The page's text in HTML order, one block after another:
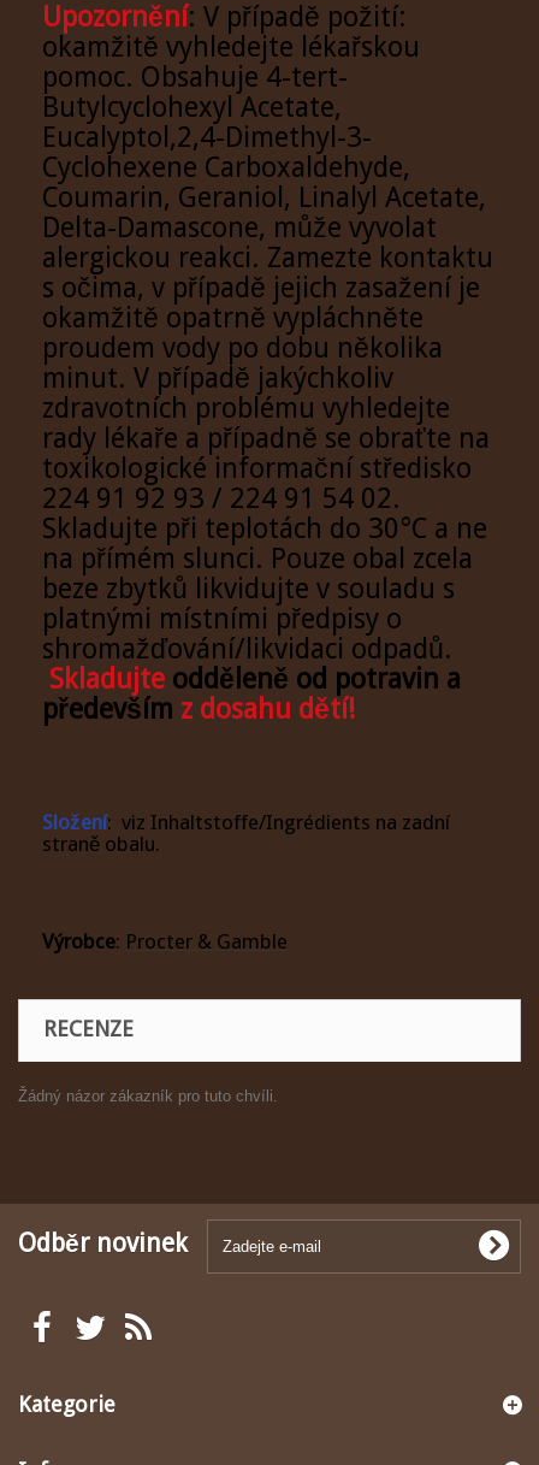
Upozornění: V případě požití:
okamžitě vyhledejte lékařskou
pomoc. Obsahuje 4-tert-
Butylcyclohexyl Acetate,
Eucalyptol,2,4-Dimethyl-3-
Cyclohexene Carboxaldehyde,
Coumarin, Geraniol, Linalyl Acetate,
Delta-Damascone, může vyvolat
alergickou reakci. Zamezte kontaktu
s očima, v případě jejich zasažení je
okamžitě opatrně vypláchněte
proudem vody po dobu několika
minut. V případě jakýchkoliv
zdravotních problému vyhledejte
rady lékaře a případně se obraťte na
toxikologické informační středisko
224 91 92 93 / 224 91 54 02.
Skladujte při teplotách do 30°C a ne
na přímém slunci. Pouze obal zcela
beze zbytků likvidujte v souladu s
platnými místními předpisy o
shromažďování/likvidaci odpadů.
Skladujte odděleně od potravin a
především z dosahu dětí!
Složení: viz Inhaltstoffe/Ingrédients na zadní
straně obalu.
Výrobce: Procter & Gamble
RECENZE
Žádný názor zákazník pro tuto chvíli.
Odběr novinek
Kategorie